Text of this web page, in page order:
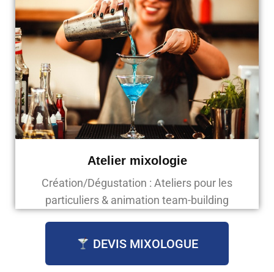
Atelier mixologie
Création/Dégustation : Ateliers pour les
particuliers & animation team-building
DEVIS MIXOLOGUE